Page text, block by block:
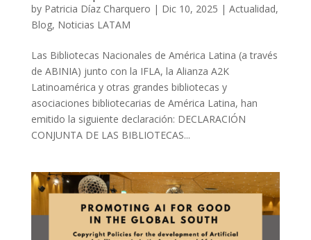
by Patricia Díaz Charquero | Dic 10, 2025 | Actualidad,
Blog, Noticias LATAM
Las Bibliotecas Nacionales de América Latina (a través
de ABINIA) junto con la IFLA, la Alianza A2K
Latinoamérica y otras grandes bibliotecas y
asociaciones bibliotecarias de América Latina, han
emitido la siguiente declaración: DECLARACIÓN
CONJUNTA DE LAS BIBLIOTECAS...